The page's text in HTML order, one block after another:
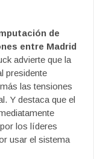
de
entre Madrid
advierte que la
presidente
las tensiones
Y destaca que el
los líderes
usar el sistema